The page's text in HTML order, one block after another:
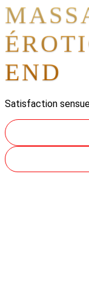
END
Satisfaction